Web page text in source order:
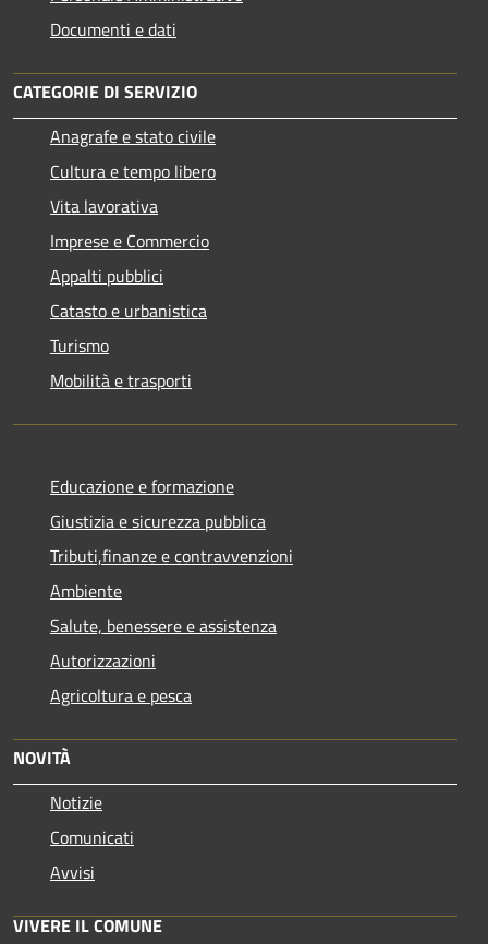
Documenti e dati
CATEGORIE DI SERVIZIO
Anagrafe e stato civile
Cultura e tempo libero
Vita lavorativa
Imprese e Commercio
Appalti pubblici
Catasto e urbanistica
Turismo
Mobilità e trasporti
Educazione e formazione
Giustizia e sicurezza pubblica
Tributi,finanze e contravvenzioni
Ambiente
Salute, benessere e assistenza
Autorizzazioni
Agricoltura e pesca
NOVITÀ
Notizie
Comunicati
Avvisi
VIVERE IL COMUNE